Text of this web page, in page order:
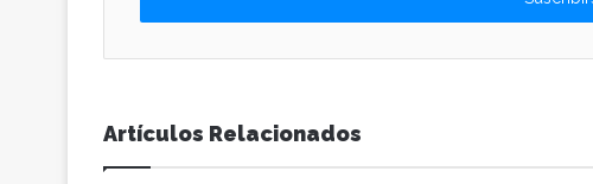
e
u
i
Artículos Relacionados